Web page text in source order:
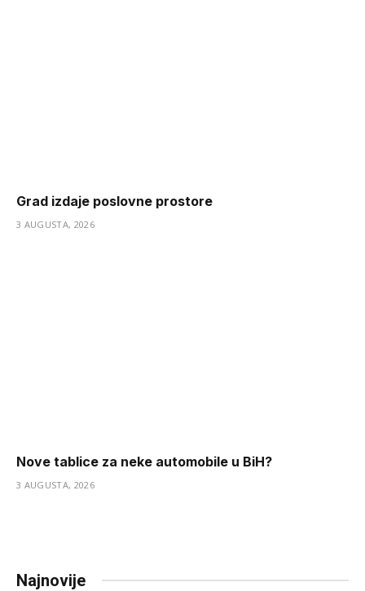
Grad izdaje poslovne prostore
3 AUGUSTA, 2026
Nove tablice za neke automobile u BiH?
3 AUGUSTA, 2026
Najnovije